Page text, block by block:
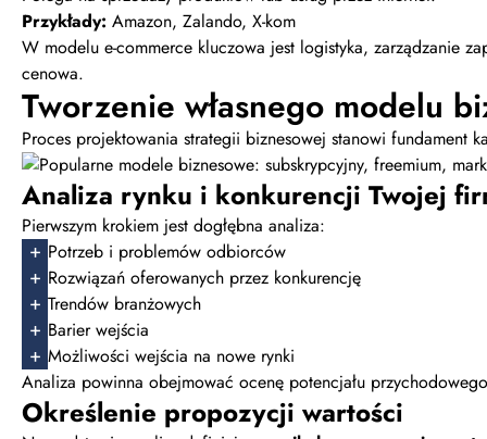
Przykłady: Amazon, Zalando, X-kom
W modelu e-commerce kluczowa jest logistyka, zarządzanie
cenowa.
Tworzenie własnego modelu
Proces projektowania strategii biznesowej stanowi fundament
Analiza rynku i konkurencji Twojej
Pierwszym krokiem jest dogłębna analiza:
Potrzeb i problemów odbiorców
Rozwiązań oferowanych przez konkurencję
Trendów branżowych
Barier wejścia
Możliwości wejścia na nowe rynki
Analiza powinna obejmować ocenę potencjału
Określenie propozycji wartości